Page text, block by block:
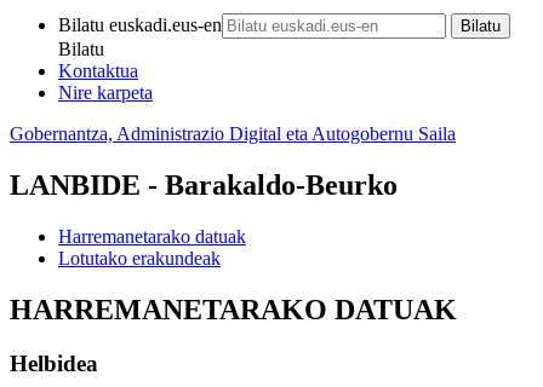
Bilatu euskadi.eus-en
Bilatu
Kontaktua
Nire karpeta
Gobernantza, Administrazio Digital eta Autogobernu Saila
LANBIDE - Barakaldo-Beurko
Harremanetarako datuak
Lotutako erakundeak
HARREMANETARAKO DATUAK
Helbidea